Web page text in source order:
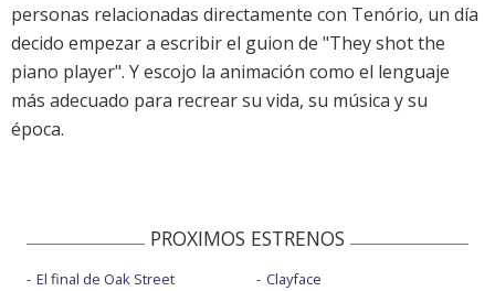
personas relacionadas directamente con Tenório, un día
decido empezar a escribir el guion de "They shot the
piano player". Y escojo la animación como el lenguaje
más adecuado para recrear su vida, su música y su
época.
PROXIMOS ESTRENOS
El final de Oak Street
Clayface